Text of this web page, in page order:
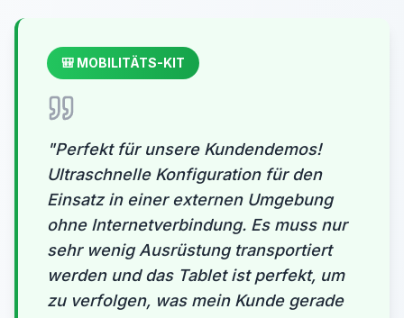
🎒 MOBILITÄTS-KIT
"Perfekt für unsere Kundendemos!
Ultraschnelle Konfiguration für den
Einsatz in einer externen Umgebung
ohne Internetverbindung. Es muss nur
sehr wenig Ausrüstung transportiert
werden und das Tablet ist perfekt, um
zu verfolgen, was mein Kunde gerade